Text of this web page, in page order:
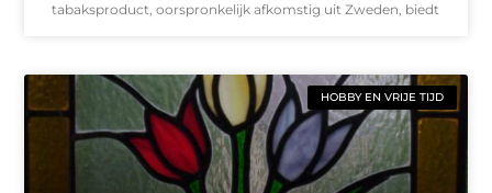
tabaksproduct, oorspronkelijk afkomstig uit Zweden, biedt
HOBBY EN VRIJE TIJD